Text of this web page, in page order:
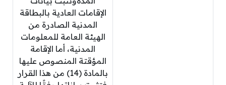
الإقامات العادية بالبطاقة
المدنية الصادرة من
الهيئة العامة للمعلومات
المدنية، أما الإقامة
المؤقتة المنصوص عليها
بالمادة (14) من هذا القرار